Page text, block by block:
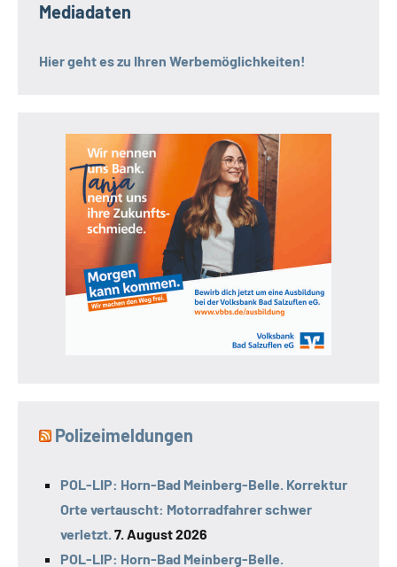
Mediadaten
Hier geht es zu Ihren Werbemöglichkeiten!
Polizeimeldungen
POL-LIP: Horn-Bad Meinberg-Belle. Korrektur
Orte vertauscht: Motorradfahrer schwer
verletzt. 7. August 2026
POL-LIP: Horn-Bad Meinberg-Belle.